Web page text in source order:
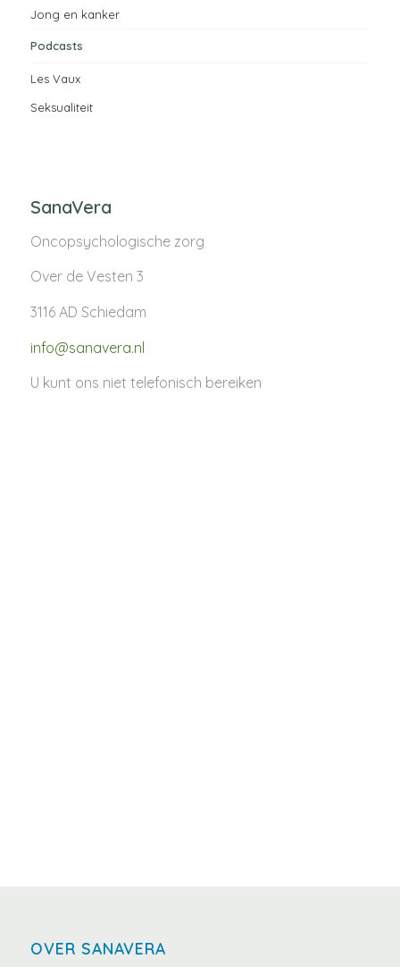
Jong en kanker
Podcasts
Les Vaux
Seksualiteit
SanaVera
Oncopsychologische zorg
Over de Vesten 3
3116 AD Schiedam
info@sanavera.nl
U kunt ons niet telefonisch bereiken
OVER SANAVERA